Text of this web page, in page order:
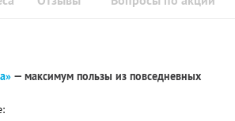
— максимум пользы из повседневных